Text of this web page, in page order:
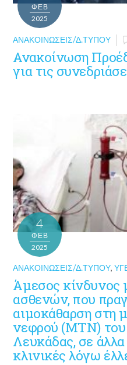
ΦΕΒ
2025
ΑΝΑΚΟΙΝΏΣΕΙΣ/Δ.ΤΎΠΟΥ
Ανακοίνωση
για τις
4
ΦΕΒ
2025
ΑΝΑΚΟΙΝΏΣΕΙΣ/Δ.ΤΎΠΟΥ,
Άμεσος κίνδυνος
ασθενών, που
αιμοκάθαρση στη
νεφρού (ΜΤΝ) του
Λευκάδας, σε
κλινικές λόγω